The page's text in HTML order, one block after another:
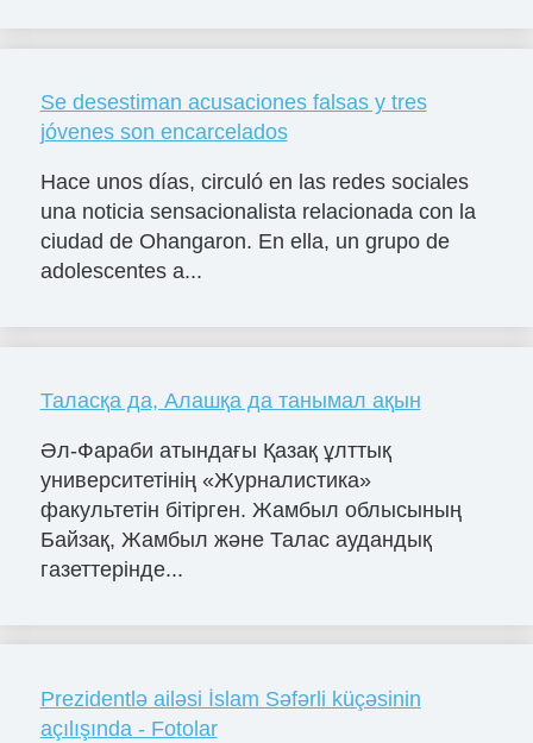
Se desestiman acusaciones falsas y tres
jóvenes son encarcelados
Hace unos días, circuló en las redes sociales
una noticia sensacionalista relacionada con la
ciudad de Ohangaron. En ella, un grupo de
adolescentes a...
Таласқа да, Алашқа да танымал ақын
Әл-Фараби атындағы Қазақ ұлттық
университетінің «Журналистика»
факультетін бітірген. Жамбыл облысының
Байзақ, Жамбыл және Талас аудандық
газеттерінде...
Prezidentlə ailəsi İslam Səfərli küçəsinin
açılışında - Fotolar